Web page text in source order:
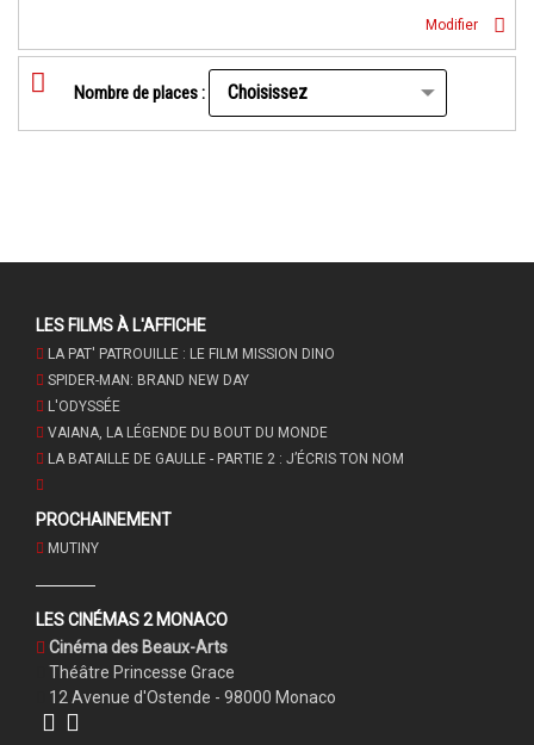
Modifier
Nombre de places :
LES FILMS À L'AFFICHE
LA PAT' PATROUILLE : LE FILM MISSION DINO
SPIDER-MAN: BRAND NEW DAY
L'ODYSSÉE
VAIANA, LA LÉGENDE DU BOUT DU MONDE
LA BATAILLE DE GAULLE - PARTIE 2 : J’ÉCRIS TON NOM
PROCHAINEMENT
MUTINY
LES CINÉMAS 2 MONACO
Cinéma des Beaux-Arts
Théâtre Princesse Grace
12 Avenue d'Ostende - 98000 Monaco